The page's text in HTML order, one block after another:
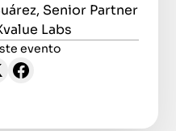
Senior Partner
Labs
evento